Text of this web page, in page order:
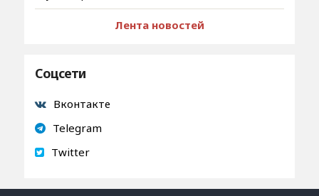
Лента новостей
Соцсети
Вконтакте
Telegram
Twitter